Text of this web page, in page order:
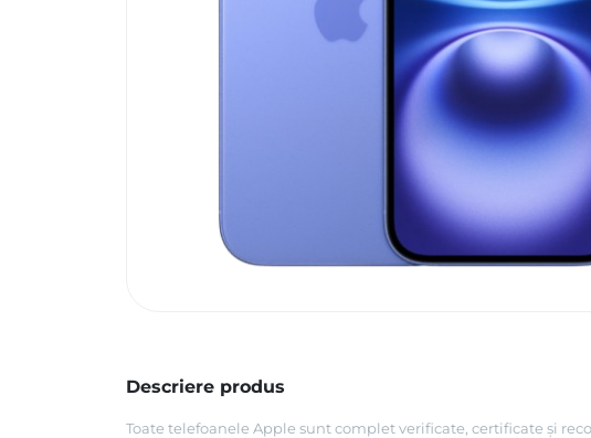
Descriere produs
Toate telefoanele Apple sunt complet verificate, certificate și